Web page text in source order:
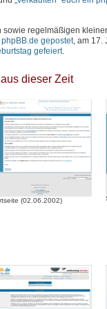
regelmäßigen
gepostet, am 17.
gefeiert.
dieser Zeit
(02.06.2002)